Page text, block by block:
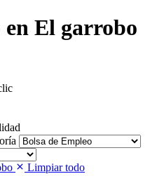
en El garrobo
Limpiar todo